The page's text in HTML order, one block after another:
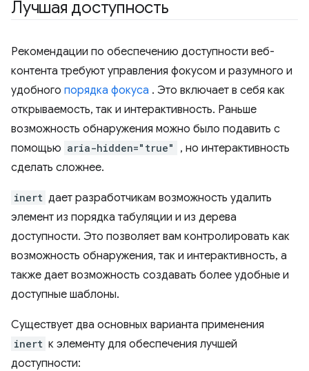
Лучшая доступность
Рекомендации по обеспечению доступности веб-
контента требуют управления фокусом и разумного и
удобного порядка фокуса . Это включает в себя как
открываемость, так и интерактивность. Раньше
возможность обнаружения можно было подавить с
помощью aria-hidden="true"
, ​​но интерактивность
сделать сложнее.
inert дает разработчикам возможность удалить
элемент из порядка табуляции и из дерева
доступности. Это позволяет вам контролировать как
возможность обнаружения, так и интерактивность, а
также дает возможность создавать более удобные и
доступные шаблоны.
Существует два основных варианта применения
inert к элементу для обеспечения лучшей
доступности: